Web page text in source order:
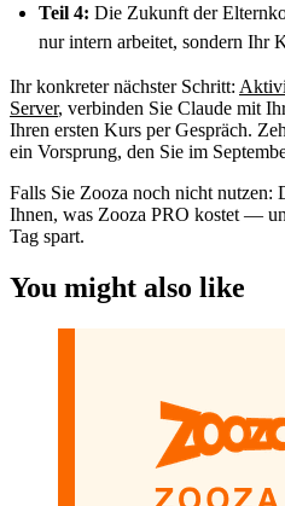
Teil 4: Die Zukunft der
nur intern arbeitet, sondern Ihr
Ihr konkreter nächster Schritt:
Server, verbinden Sie Claude mit
Ihren ersten Kurs per Gespräch.
ein Vorsprung, den Sie im
Falls Sie Zooza noch nicht nutzen:
Ihnen, was Zooza PRO kostet —
Tag spart.
You might also like